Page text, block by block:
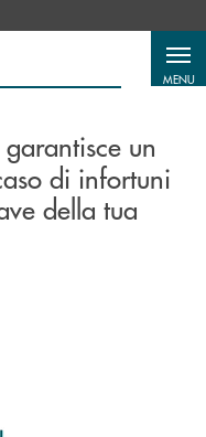
MENU
un
di infortuni
della tua